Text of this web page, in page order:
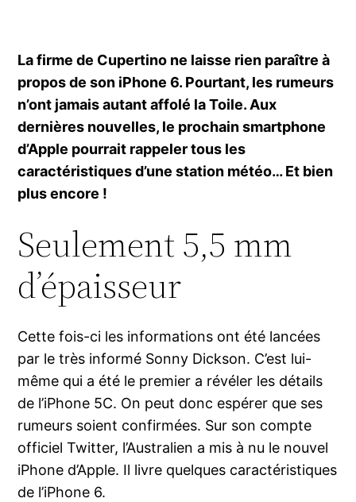
La firme de Cupertino ne laisse rien paraître à
propos de son iPhone 6. Pourtant, les rumeurs
n’ont jamais autant affolé la Toile. Aux
dernières nouvelles, le prochain smartphone
d’Apple pourrait rappeler tous les
caractéristiques d’une station météo… Et bien
plus encore !
Seulement 5,5 mm
d’épaisseur
Cette fois-ci les informations ont été lancées
par le très informé Sonny Dickson. C’est lui-
même qui a été le premier a révéler les détails
de l’iPhone 5C. On peut donc espérer que ses
rumeurs soient confirmées. Sur son compte
officiel Twitter, l’Australien a mis à nu le nouvel
iPhone d’Apple. Il livre quelques caractéristiques
de l’iPhone 6.